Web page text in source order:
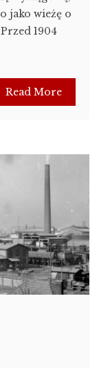
jako wieżę o
1904
Read More